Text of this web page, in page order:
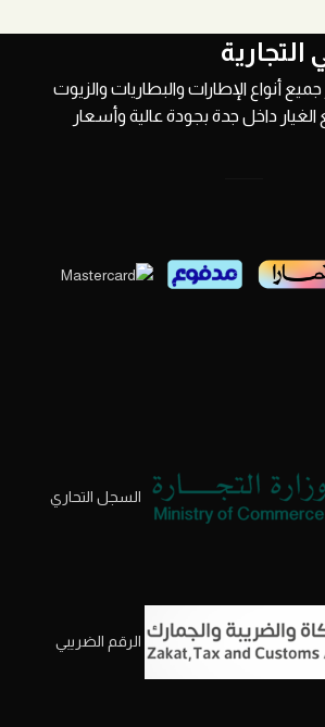
أنواع الإطارات والبطاريات والزيوت
داخل جدة بجودة عالية وأسعار
السجل التحاري
الرقم الضريبي